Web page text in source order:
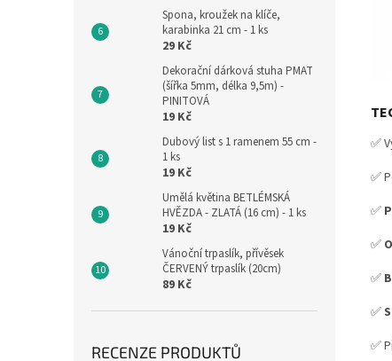
Spona, kroužek na klíče,
karabinka 21 cm - 1 ks
29 Kč
Dekorační dárková stuha PMAT
(šířka 5mm, délka 9,5m) -
PINITOVÁ
19 Kč
Dubový list s 1 ramenem 55 cm -
1 ks
19 Kč
Umělá květina BETLÉMSKÁ
HVĚZDA - ZLATÁ (16 cm) - 1 ks
19 Kč
Vánoční trpaslík, přívěsek
ČERVENÝ trpaslík (20cm)
89 Kč
RECENZE PRODUKTŮ
✅
✅
✅
✅
✅
✅
✅